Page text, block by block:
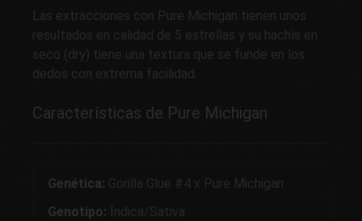
Las extracciones con Pure Michigan tienen unos
resultados en calidad de 5 estrellas y su hachís en
seco (dry) tiene una textura que se funde en los
dedos con extrema facilidad.
Características de Pure Michigan
Genética: Gorilla Glue #4 x Pure Michigan
Genotipo: Índica/Sativa